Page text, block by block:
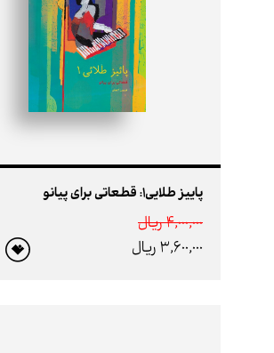
پاییز طلایی1: قطعاتی برای پیانو
4,000,000 ريال
3,600,000 ريال